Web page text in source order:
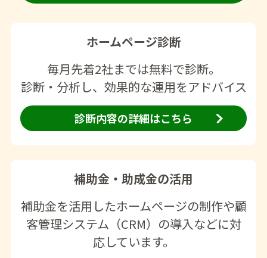
ホームページ診断
毎月先着2社までは無料で診断。
診断・分析し、効果的な運用をアドバイス
診断内容の詳細はこちら
補助金・助成金の活用
補助金を活用したホームページの制作や顧
客管理システム（CRM）の導入などに対
応しています。